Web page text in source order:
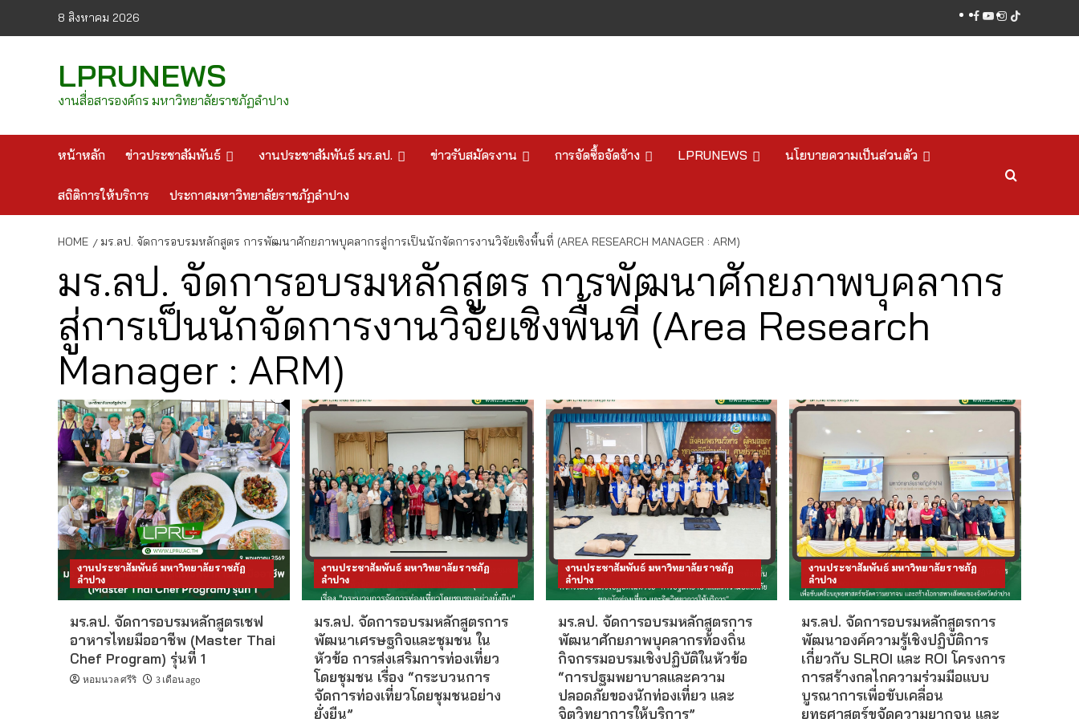
8 สิงหาคม 2026 facebook
youtube
instagram
tiktok
LPRUNEWS
งานสื่อสารองค์กร มหาวิทยาลัยราชภัฏลำปาง
หน้าหลัก ข่าวประชาสัมพันธ์ งานประชาสัมพันธ์ มร.ลป. ข่าวรับสมัครงาน การจัดซื้อจัดจ้าง LPRUNEWS นโยบายความเป็นส่วนตัว
สถิติการให้บริการ ประกาศมหาวิทยาลัยราชภัฏลำปาง
HOME มร.ลป. จัดการอบรมหลักสูตร การพัฒนาศักยภาพบุคลากรสู่การเป็นนักจัดการงานวิจัยเชิงพื้นที่ (AREA RESEARCH MANAGER : ARM)
มร.ลป. จัดการอบรมหลักสูตร การพัฒนาศักยภาพบุคลากร
สู่การเป็นนักจัดการงานวิจัยเชิงพื้นที่ (Area Research
Manager : ARM)
งานประชาสัมพันธ์ มหาวิทยาลัยราชภัฏ
ลำปาง
มร.ลป. จัดการอบรมหลักสูตรเชฟ
อาหารไทยมืออาชีพ (Master Thai
Chef Program) รุ่นที่ 1
หอมนวล ศรีริ 3 เดือน ago
งานประชาสัมพันธ์ มหาวิทยาลัยราชภัฏ
ลำปาง
มร.ลป. จัดการอบรมหลักสูตรการ
พัฒนาเศรษฐกิจและชุมชน ใน
หัวข้อ การส่งเสริมการท่องเที่ยว
โดยชุมชน เรื่อง “กระบวนการ
จัดการท่องเที่ยวโดยชุมชนอย่าง
ยั่งยืน”
งานประชาสัมพันธ์ มหาวิทยาลัยราชภัฏ
ลำปาง
มร.ลป. จัดการอบรมหลักสูตรการ
พัฒนาศักยภาพบุคลากรท้องถิ่น
กิจกรรมอบรมเชิงปฏิบัติในหัวข้อ
“การปฐมพยาบาลและความ
ปลอดภัยของนักท่องเที่ยว และ
จิตวิทยาการให้บริการ”
งานประชาสัมพันธ์ มหาวิทยาลัยราชภัฏ
ลำปาง
มร.ลป. จัดการอบรมหลักสูตรการ
พัฒนาองค์ความรู้เชิงปฏิบัติการ
เกี่ยวกับ SLROI และ ROI โครงการ
การสร้างกลไกความร่วมมือแบบ
บูรณาการเพื่อขับเคลื่อน
ยุทธศาสตร์ขจัดความยากจน และ